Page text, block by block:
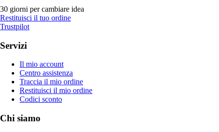
30 giorni per cambiare idea
Restituisci il tuo ordine
Trustpilot
Servizi
Il mio account
Centro assistenza
Traccia il mio ordine
Restituisci il mio ordine
Codici sconto
Chi siamo